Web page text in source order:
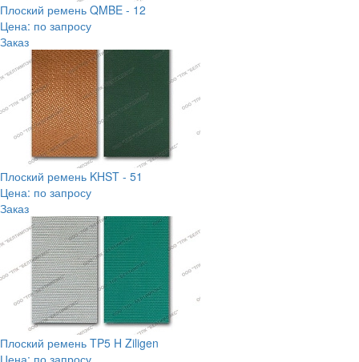
Плоский ремень QMBE - 12
Цена: по запросу
Заказ
Плоский ремень KHST - 51
Цена: по запросу
Заказ
Плоский ремень TP5 H Ziligen
Цена: по запросу